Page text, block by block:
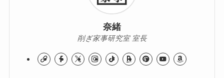
奈緒
削ぎ家事研究室 室長